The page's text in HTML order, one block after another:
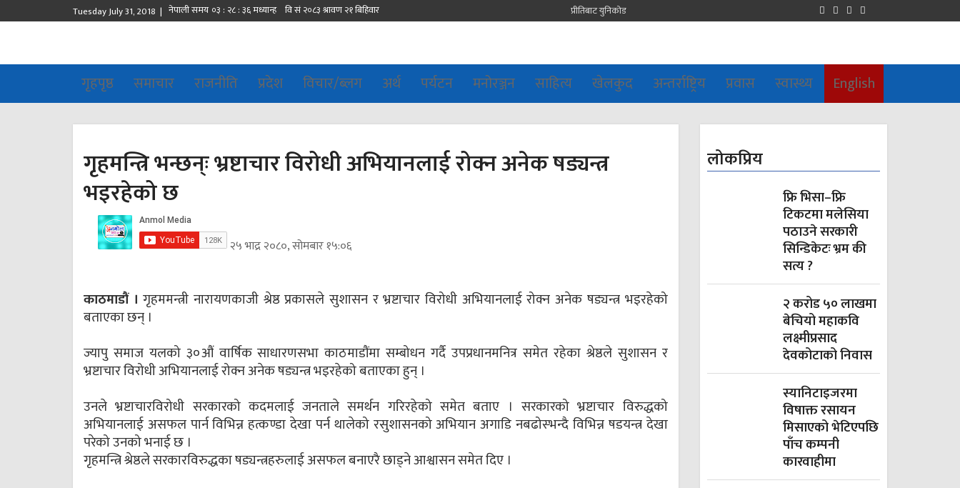
Tuesday July 31, 2018 | प्रीतिबाट युनिकोड
गृहपृष्ठ समाचार राजनीति प्रदेश विचार/ब्लग अर्थ पर्यटन मनोरञ्जन साहित्य खेलकुद अन्तर्राष्ट्रिय प्रवास स्वास्थ्य English
गृहमन्त्रि भन्छन्ः भ्रष्टाचार विरोधी अभियानलाई रोक्न अनेक षड्यन्त्र
भइरहेको छ
२५ भाद्र २०८०, सोमबार १५:०६
काठमाडौं । गृहममन्त्री नारायणकाजी श्रेष्ठ प्रकासले सुशासन र भ्रष्टाचार विरोधी अभियानलाई रोक्न अनेक षड्यन्त्र भइरहेको
बताएका छन् ।
ज्यापु समाज यलको ३०औं वार्षिक साधारणसभा काठमाडौंमा सम्बोधन गर्दै उपप्रधानमनित्र समेत रहेका श्रेष्ठले सुशासन र
भ्रष्टाचार विरोधी अभियानलाई रोक्न अनेक षड्यन्त्र भइरहेको बताएका हुन् ।
उनले भ्रष्टाचारविरोधी सरकारको कदमलाई जनताले समर्थन गरिरहेको समेत बताए । सरकारको भ्रष्टाचार विरुद्धको
अभियानलाई असफल पार्न विभिन्न हत्कण्डा देखा पर्न थालेको रसुशासनको अभियान अगाडि नबढोस्भन्दै विभिन्न षडयन्त्र देखा
परेको उनको भनाई छ ।
गृहमन्त्रि श्रेष्ठले सरकारविरुद्धका षड्यन्त्रहरुलाई असफल बनाएरै छाड्ने आश्वासन समेत दिए ।
लोकप्रिय
फ्रि भिसा–फ्रि
टिकटमा मलेसिया
पठाउने सरकारी
सिन्डिकेटः भ्रम की
सत्य ?
२ करोड ५० लाखमा
बेचियो महाकवि
लक्ष्मीप्रसाद
देवकोटाको निवास
स्यानिटाइजरमा
विषाक्त रसायन
मिसाएको भेटिएपछि
पाँच कम्पनी
कारवाहीमा